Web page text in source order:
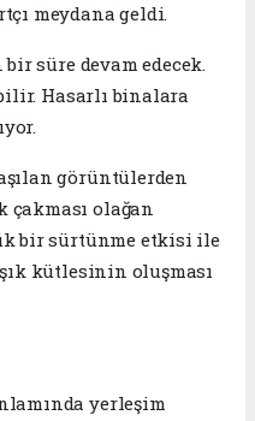
meydana geldi.
süre devam edecek.
Hasarlı binalara
görüntülerden
olağan
bir sürtünme etkisi ile
kütlesinin oluşması
yerleşim